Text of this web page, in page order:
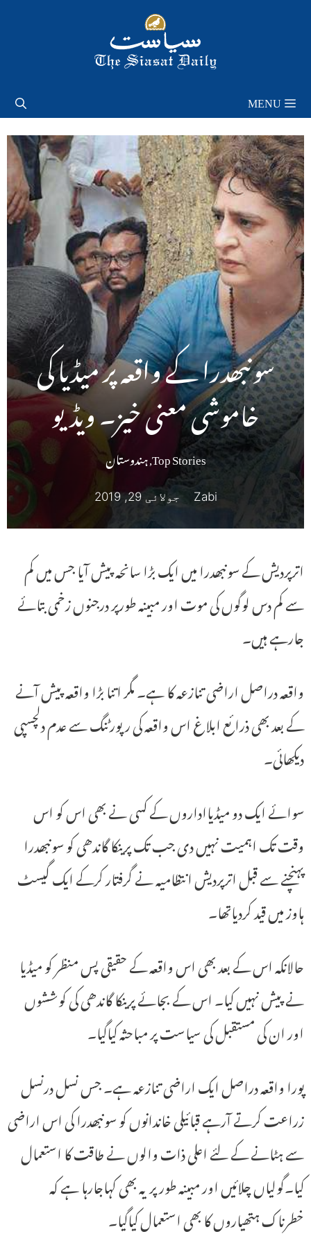
MENU
سونبھدرا کے واقعہ پر میڈیا کی
خاموشی معنی خیز۔ ویڈیو
Top Stories
,ہندوستان
Zabi جولائی 29, 2019
اترپردیش کے سونبھدرا میں ایک بڑا سانحہ پیش آیا جس میں کم
سے کم دس لوگوں کی موت اور مبینہ طورپر درجنوں زخمی بتائے
جارہے ہیں۔
واقعہ دراصل اراضی تنازعہ کا ہے۔ مگر اتنا بڑا واقعہ پیش آنے
کے بعد بھی ذرائع ابلاغ اس واقعہ کی رپورٹنگ سے عدم دلچسپی
دیکھائی۔
سوائے ایک دو میڈیااداروں کے کسی نے بھی اس کو اس
وقت تک اہمیت نہیں دی جب تک پرینکا گاندھی کو سونبھدرا
پہنچنے سے قبل اترپردیش انتظامیہ نے گرفتار کرکے ایک گیسٹ
ہاوز میں قید کردیاتھا۔
حالانکہ اس کے بعد بھی اس واقعہ کے حقیقی پس منظر کو میڈیا
نے پیش نہیں کیا۔ اس کے بجائے پرینکا گاندھی کی کوششوں
اور ان کی مستقبل کی سیاست پر مباحثہ کیاگیا۔
پورا واقعہ دراصل ایک اراضی تنازعہ ہے۔ جس نسل درنسل
زراعت کرتے آرہے قبائیلی خاندانوں کو سونبھدرا کی اس اراضی
سے ہٹانے کے لئے اعلی ذات والوں نے طاقت کا استعمال
کیا۔گولیاں چلائیں اور مبینہ طور پر یہ بھی کہاجارہا ہے کہ
خطرناک ہتھیاروں کا بھی استعمال کیاگیا۔